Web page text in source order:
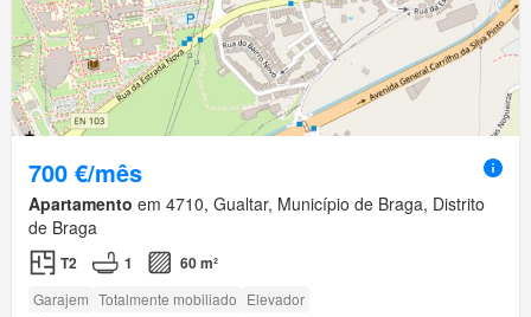
700 €/mês
Apartamento em 4710, Gualtar, Município de Braga, Distrito
de Braga
T2 1 60 m²
Garajem Totalmente mobiliado Elevador